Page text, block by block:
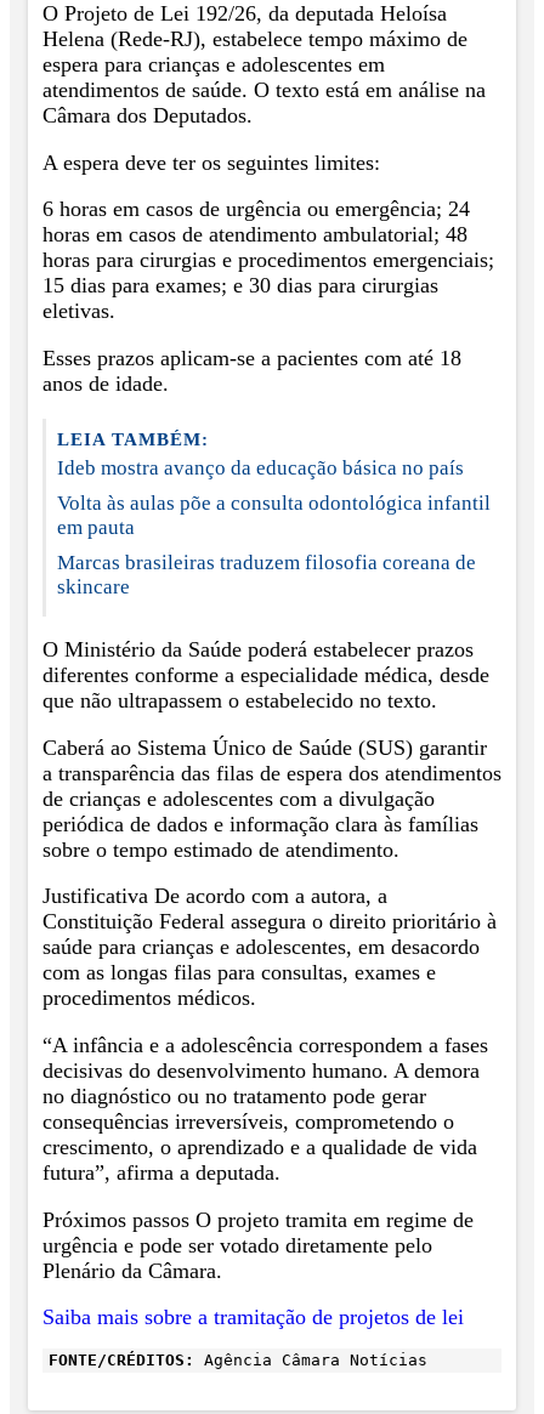
O Projeto de Lei 192/26, da deputada Heloísa
Helena (Rede-RJ), estabelece tempo máximo de
espera para crianças e adolescentes em
atendimentos de saúde. O texto está em análise na
Câmara dos Deputados.
A espera deve ter os seguintes limites:
6 horas em casos de urgência ou emergência; 24
horas em casos de atendimento ambulatorial; 48
horas para cirurgias e procedimentos emergenciais;
15 dias para exames; e 30 dias para cirurgias
eletivas.
Esses prazos aplicam-se a pacientes com até 18
anos de idade.
LEIA TAMBÉM:
Ideb mostra avanço da educação básica no país
Volta às aulas põe a consulta odontológica infantil
em pauta
Marcas brasileiras traduzem filosofia coreana de
skincare
O Ministério da Saúde poderá estabelecer prazos
diferentes conforme a especialidade médica, desde
que não ultrapassem o estabelecido no texto.
Caberá ao Sistema Único de Saúde (SUS) garantir
a transparência das filas de espera dos atendimentos
de crianças e adolescentes com a divulgação
periódica de dados e informação clara às famílias
sobre o tempo estimado de atendimento.
Justificativa De acordo com a autora, a
Constituição Federal assegura o direito prioritário à
saúde para crianças e adolescentes, em desacordo
com as longas filas para consultas, exames e
procedimentos médicos.
“A infância e a adolescência correspondem a fases
decisivas do desenvolvimento humano. A demora
no diagnóstico ou no tratamento pode gerar
consequências irreversíveis, comprometendo o
crescimento, o aprendizado e a qualidade de vida
futura”, afirma a deputada.
Próximos passos O projeto tramita em regime de
urgência e pode ser votado diretamente pelo
Plenário da Câmara.
Saiba mais sobre a tramitação de projetos de lei
FONTE/CRÉDITOS: Agência Câmara Notícias